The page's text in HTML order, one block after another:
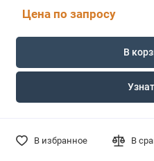
Цена по запросу
В
В избранное В